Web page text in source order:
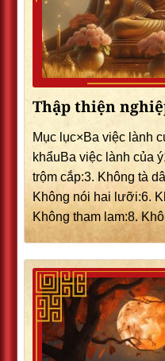
Thập thiện
Mục lục×Ba việc lành
khẩuBa việc lành của
trộm cắp:3. Không tà
Không nói hai lưỡi:6.
Không tham lam:8.